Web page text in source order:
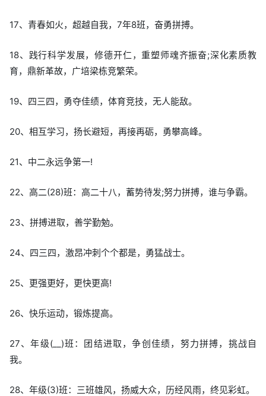
17、青春如火，超越自我，7年8班，奋勇拼搏。
18、践行科学发展，修德开仁，重塑师魂齐振奋;深化素质教
育，鼎新革故，广培梁栋竞繁荣。
19、四三四，勇夺佳绩，体育竞技，无人能敌。
20、相互学习，扬长避短，再接再砺，勇攀高峰。
21、中二永远争第一!
22、高二(28)班：高二十八，蓄势待发;努力拼搏，谁与争霸。
23、拼搏进取，善学勤勉。
24、四三四，激昂冲刺个个都是，勇猛战士。
25、更强更好，更快更高!
26、快乐运动，锻炼提高。
27、年级(__)班：团结进取，争创佳绩，努力拼搏，挑战自
我。
28、年级(3)班：三班雄风，扬威大众，历经风雨，终见彩虹。